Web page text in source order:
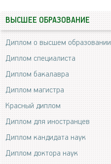
ВЫСШЕЕ ОБРАЗОВАНИЕ
Диплом о высшем образовании
Диплом специалиста
Диплом бакалавра
Диплом магистра
Красный диплом
Диплом для иностранцев
Диплом кандидата наук
Диплом доктора наук